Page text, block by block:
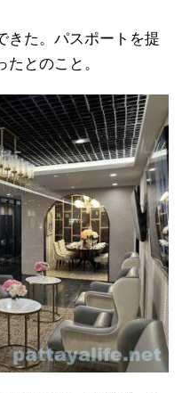
きた。パスポートを提
とのこと。